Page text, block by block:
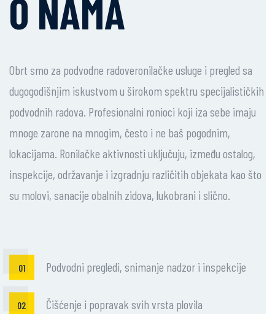
O NAMA
Obrt smo za podvodne radoveronilačke usluge i pregled sa
dugogodišnjim iskustvom u širokom spektru specijalističkih
podvodnih radova. Profesionalni ronioci koji iza sebe imaju
mnoge zarone na mnogim, često i ne baš pogodnim,
lokacijama. Ronilačke aktivnosti uključuju, između ostalog,
inspekcije, održavanje i izgradnju različitih objekata kao što
su molovi, sanacije obalnih zidova, lukobrani i slično.
Podvodni pregledi, snimanje nadzor i inspekcije
Čišćenje i popravak svih vrsta plovila